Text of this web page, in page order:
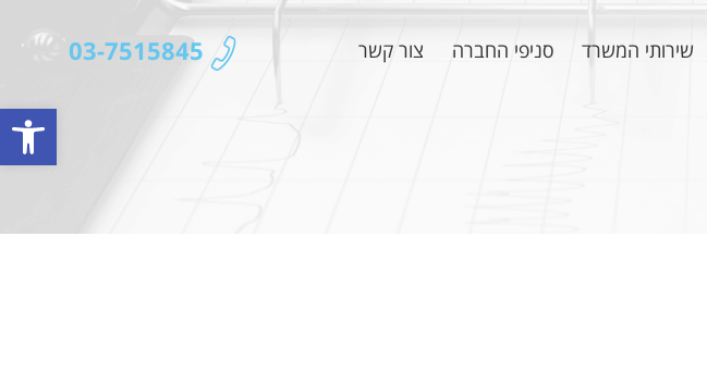
פתח סרגל נגישות
שירותי המשרד סניפי החברה צור קשר 03-7515845